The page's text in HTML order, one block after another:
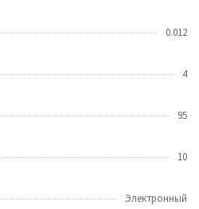
0.012
4
95
10
Электронный